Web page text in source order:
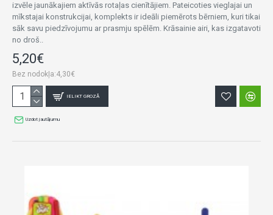
izvēle jaunākajiem aktīvās rotaļas cienītājiem. Pateicoties vieglajai un
mīkstajai konstrukcijai, komplekts ir ideāli piemērots bērniem, kuri tikai
sāk savu piedzīvojumu ar prasmju spēlēm. Krāsainie airi, kas izgatavoti
no droš..
5,20€
Bez nodokļa:4,30€
IELIKT GROZĀ
Uzdot jautājumu